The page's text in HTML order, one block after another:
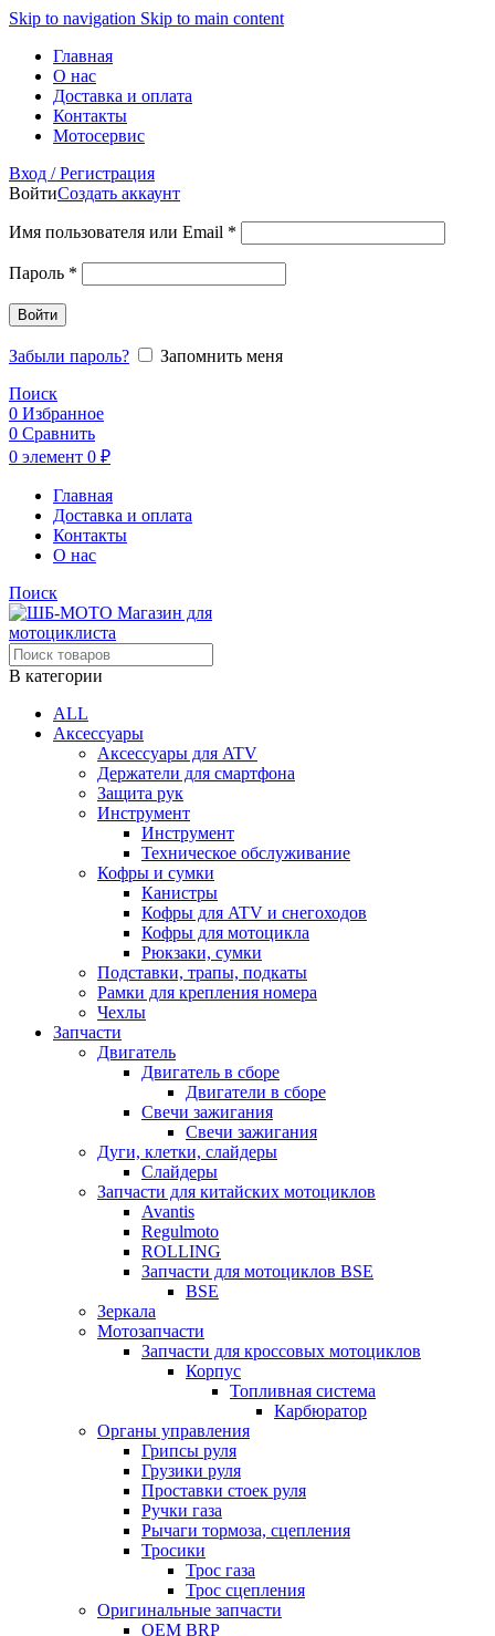
Skip to navigation Skip to main content
Главная
О нас
Доставка и оплата
Контакты
Мотосервис
Вход / Регистрация
ВойтиСоздать аккаунт
Имя пользователя или Email *
Пароль *
Войти
Забыли пароль?
Запомнить меня
Поиск
0 Избранное
0 Сравнить
0 элемент 0 ₽
Главная
Доставка и оплата
Контакты
О нас
Поиск
В категории
ALL
Аксессуары
Аксессуары для ATV
Держатели для смартфона
Защита рук
Инструмент
Инструмент
Техническое обслуживание
Кофры и сумки
Канистры
Кофры для ATV и снегоходов
Кофры для мотоцикла
Рюкзаки, сумки
Подставки, трапы, подкаты
Рамки для крепления номера
Чехлы
Запчасти
Двигатель
Двигатель в сборе
Двигатели в сборе
Свечи зажигания
Свечи зажигания
Дуги, клетки, слайдеры
Слайдеры
Запчасти для китайских мотоциклов
Avantis
Regulmoto
ROLLING
Запчасти для мотоциклов BSE
BSE
Зеркала
Мотозапчасти
Запчасти для кроссовых мотоциклов
Корпус
Топливная система
Карбюратор
Органы управления
Грипсы руля
Грузики руля
Проставки стоек руля
Ручки газа
Рычаги тормоза, сцепления
Тросики
Трос газа
Трос сцепления
Оригинальные запчасти
OEM BRP